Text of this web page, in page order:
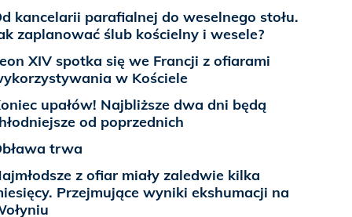
kancelarii parafialnej do weselnego stołu.
zaplanować ślub kościelny i wesele?
XIV spotka się we Francji z ofiarami
w Kościele
upałów! Najbliższe dwa dni będą
od poprzednich
trwa
z ofiar miały zaledwie kilka
Przejmujące wyniki ekshumacji na